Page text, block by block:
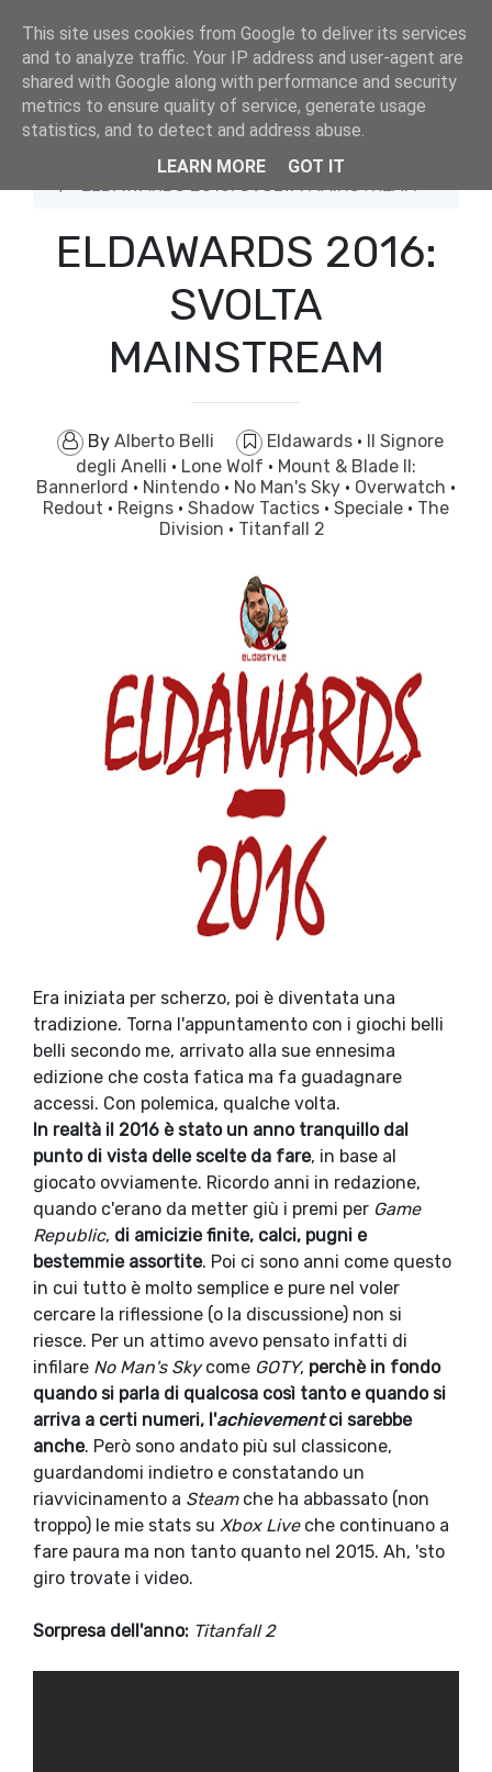
Eldawards
ELDAWARDS 2016: SVOLTA MAINSTREAM
ELDAWARDS 2016:
SVOLTA
MAINSTREAM
By Alberto Belli Eldawards · Il Signore
degli Anelli · Lone Wolf · Mount & Blade II:
Bannerlord · Nintendo · No Man's Sky · Overwatch ·
Redout · Reigns · Shadow Tactics · Speciale · The
Division · Titanfall 2
Era iniziata per scherzo, poi è diventata una
tradizione. Torna l'appuntamento con i giochi belli
belli secondo me, arrivato alla sue ennesima
edizione che costa fatica ma fa guadagnare
accessi. Con polemica, qualche volta.
In realtà il 2016 è stato un anno tranquillo dal
punto di vista delle scelte da fare, in base al
giocato ovviamente. Ricordo anni in redazione,
quando c'erano da metter giù i premi per Game
Republic, di amicizie finite, calci, pugni e
bestemmie assortite. Poi ci sono anni come questo
in cui tutto è molto semplice e pure nel voler
cercare la riflessione (o la discussione) non si
riesce. Per un attimo avevo pensato infatti di
infilare No Man's Skycome GOTY, perchè in fondo
quando si parla di qualcosa così tanto e quando si
arriva a certi numeri, l'achievementci sarebbe
anche. Però sono andato più sul classicone,
guardandomi indietro e constatando un
riavvicinamento a Steam che ha abbassato (non
troppo) le mie stats su Xbox Live che continuano a
fare paura ma non tanto quanto nel 2015. Ah, 'sto
giro trovate i video.
Sorpresa dell'anno: Titanfall 2
This site uses cookies from Google to deliver its services
and to analyze traffic. Your IP address and user-agent are
shared with Google along with performance and security
metrics to ensure quality of service, generate usage
statistics, and to detect and address abuse.
LEARN MORE
GOT IT